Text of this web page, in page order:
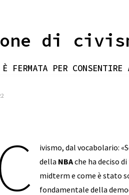
di
FERMATA PER
ivismo, dal vocabolario:
della NBAche ha deciso
midterm e come è stato
fondamentale della